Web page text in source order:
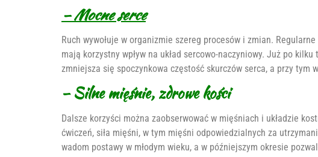
– Mocne serce
Ruch wywołuje w organizmie szereg procesów i zmian.
mają korzystny wpływ na układ sercowo-naczyniowy. Już po
zmniejsza się spoczynkowa częstość skurczów serca, a przy tym
– Silne mięśnie, zdrowe kości
Dalsze korzyści można zaobserwować w mięśniach i układzie
ćwiczeń, siła mięśni, w tym mięśni odpowiedzialnych za
wadom postawy w młodym wieku, a w późniejszym okresie